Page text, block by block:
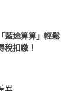
藍途算算」輕鬆
稅扣繳！
異